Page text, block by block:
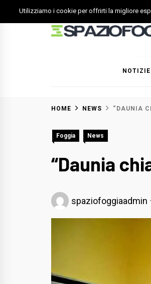
to
NOTIZIE
HOME NEWS “DAUNIA
Foggia News
“Daunia
spaziofoggiaadmin
Utilizziamo i cookie per offrirti la migliore